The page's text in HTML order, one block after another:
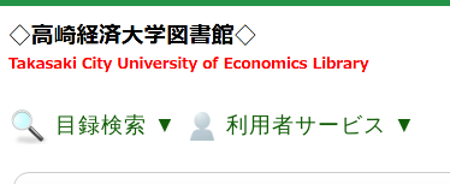
目録検索 ▼ 利用者サービス ▼